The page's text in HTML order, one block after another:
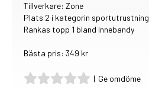
Tillverkare: Zone
Plats 2 i kategorin sportutrustning
Rankas topp 1 bland Innebandy
Bästa pris: 349 kr
| Ge omdöme